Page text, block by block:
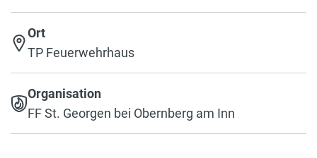
Ort
TP Feuerwehrhaus
Organisation
FF St. Georgen bei Obernberg am Inn